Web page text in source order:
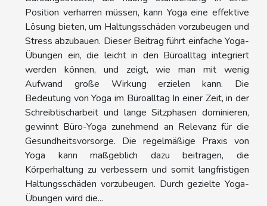
Position verharren müssen, kann Yoga eine effektive
Lösung bieten, um Haltungsschäden vorzubeugen und
Stress abzubauen. Dieser Beitrag führt einfache Yoga-
Übungen ein, die leicht in den Büroalltag integriert
werden können, und zeigt, wie man mit wenig
Aufwand große Wirkung erzielen kann. Die
Bedeutung von Yoga im Büroalltag In einer Zeit, in der
Schreibtischarbeit und lange Sitzphasen dominieren,
gewinnt Büro-Yoga zunehmend an Relevanz für die
Gesundheitsvorsorge. Die regelmäßige Praxis von
Yoga kann maßgeblich dazu beitragen, die
Körperhaltung zu verbessern und somit langfristigen
Haltungsschäden vorzubeugen. Durch gezielte Yoga-
Übungen wird die...